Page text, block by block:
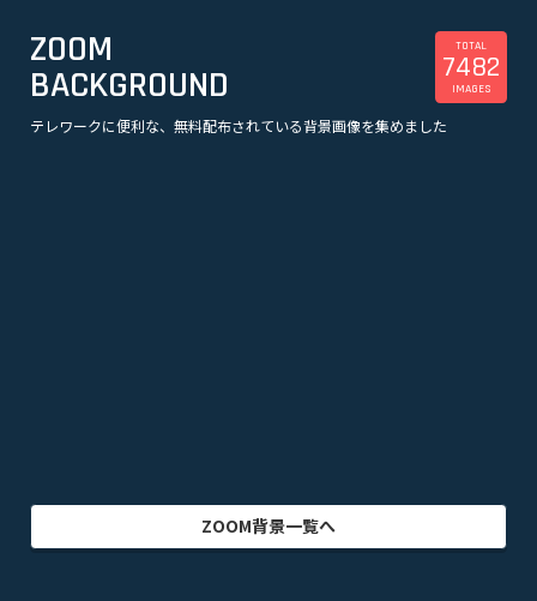
ZOOM
BACKGROUND
テレワークに便利な、無料配布されている背景画像を集めました
TOTAL
7482
IMAGES
美容
ZOOM背景一覧へ